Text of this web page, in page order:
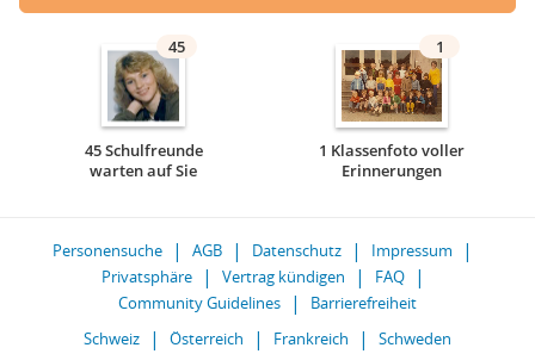
45
45 Schulfreunde
warten auf Sie
1
1 Klassenfoto voller
Erinnerungen
Personensuche AGB Datenschutz
Impressum
Privatsphäre
Vertrag kündigen
FAQ
Community Guidelines
Barrierefreiheit
Schweiz
Österreich Frankreich Schweden